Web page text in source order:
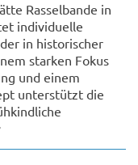
Rasselbande in
individuelle
in historischer
starken Fokus
und einem
unterstützt die